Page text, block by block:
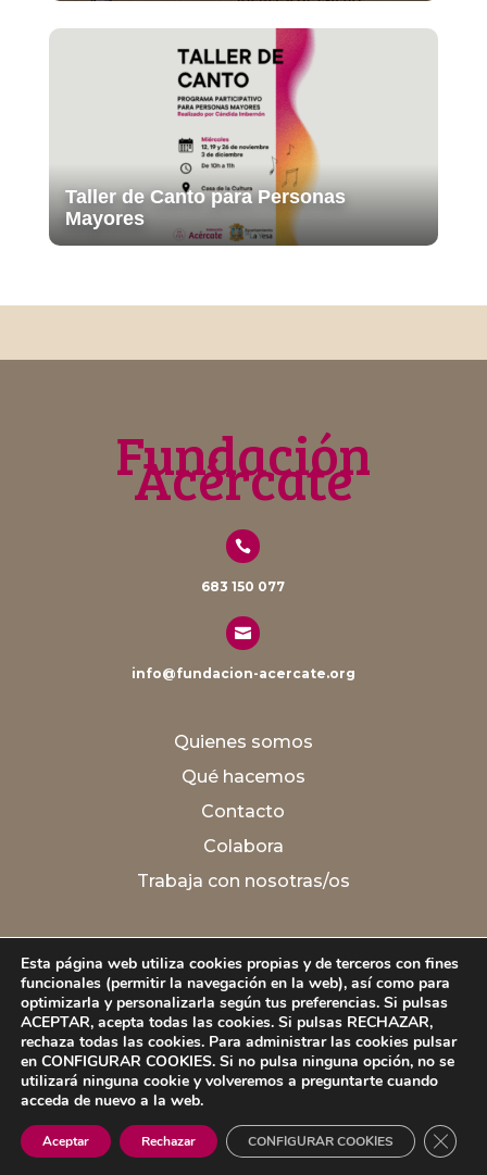
Taller de Canto para Personas
Mayores
Fundación
Acércate

683 150 077

info@fundacion-acercate.org
Quienes somos
Qué hacemos
Contacto
Colabora
Trabaja con nosotras/os
Política de Privacidad
Política de Cookies
Política de Calidad
Esta página web utiliza cookies propias y de terceros con fines
funcionales (permitir la navegación en la web), así como para
optimizarla y personalizarla según tus preferencias. Si pulsas
ACEPTAR, acepta todas las cookies. Si pulsas RECHAZAR,
rechaza todas las cookies. Para administrar las cookies pulsar
en CONFIGURAR COOKIES. Si no pulsa ninguna opción, no se
utilizará ninguna cookie y volveremos a preguntarte cuando
acceda de nuevo a la web.
Aceptar Rechazar CONFIGURAR COOKIES Cerrar